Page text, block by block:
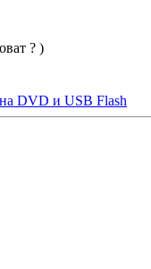
? )
на DVD и USB Flash